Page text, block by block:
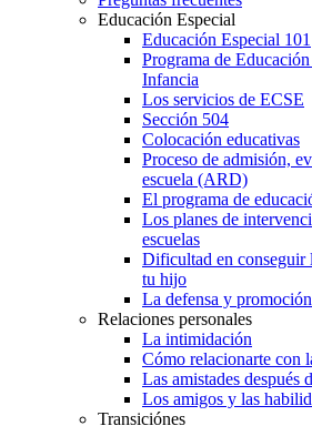
Educación Especial
Educación Especial 101
Programa de
Infancia
Los servicios de ECSE
Sección 504
Colocación educativas
Proceso de admisión,
escuela (ARD)
El programa de
Los planes de
escuelas
Dificultad en conseguir
tu hijo
La defensa y
Relaciones personales
La intimidación
Cómo relacionarte con
Las amistades después
Los amigos y las
Transiciónes